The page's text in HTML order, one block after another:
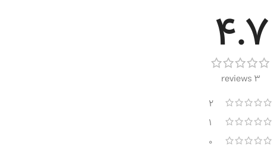
4.7
3 reviews
2
1
0